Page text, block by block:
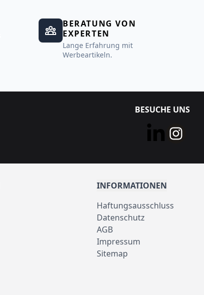
BERATUNG VON
EXPERTEN
Lange Erfahrung mit
Werbeartikeln.
BESUCHE UNS
INFORMATIONEN
Haftungsausschluss
Datenschutz
AGB
Impressum
Sitemap